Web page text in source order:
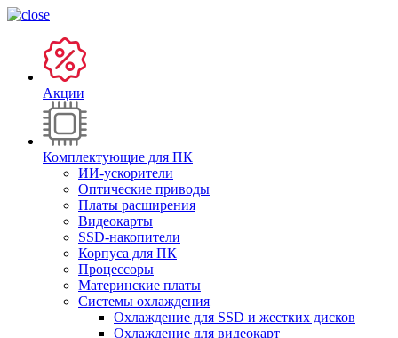
Акции
Комплектующие для ПК
ИИ-ускорители
Оптические приводы
Платы расширения
Видеокарты
SSD-накопители
Корпуса для ПК
Процессоры
Материнские платы
Системы охлаждения
Охлаждение для SSD и жестких дисков
Охлаждение для видеокарт